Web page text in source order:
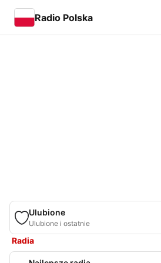
Radio Polska
Ulubione
Ulubione i ostatnie
Radia